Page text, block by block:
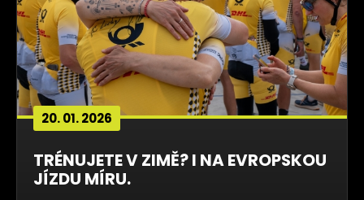
20. 01. 2026
TRÉNUJETE V ZIMĚ? I NA EVROPSKOU
JÍZDU MÍRU.